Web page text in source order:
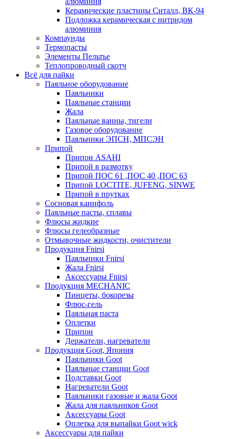
Керамические пластины Ситалл, ВК-94
Подложка керамическая с нитридом
алюминия
Компаунды
Термопасты
Элементы Пельтье
Теплопроводный скотч
Всё для пайки
Паяльное оборудование
Паяльники
Паяльные станции
Жала
Паяльные ванны, тигели
Газовое оборудование
Паяльники ЭПСН, МПСЭН
Припой
Припои ASAHI
Припой в размотку
Припой ПОС 61 ,ПОС 40 ,ПОС 63
Припой LOCTITE, JUFENG, SINWE
Припой в прутках
Сосновая канифоль
Паяльные пасты, сплавы
Флюсы жидкие
Флюсы гелеобразные
Отмывочные жидкости, очистители
Продукция Fnirsi
Паяльники Fnirsi
Жала Fnirsi
Аксессуары Fnirsi
Продукция MECHANIC
Пинцеты, бокорезы
Флюс-гель
Паяльная паста
Оплетки
Припои
Держатели, нагреватели
Продукция Goot, Япония
Паяльники Goot
Паяльные станции Goot
Подставки Goot
Нагреватели Goot
Паяльники газовые и жала Goot
Жала для паяльников Goot
Аксессуары Goot
Оплетка для выпайки Goot wick
Аксессуары для пайки